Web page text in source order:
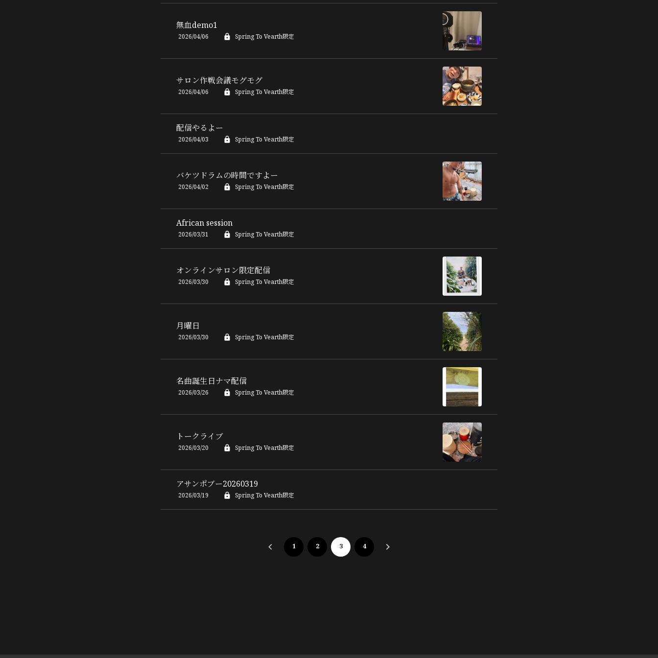
無血demo1
2026/04/06 Spring To Vearth限定
サロン作戦会議モグモグ
2026/04/06 Spring To Vearth限定
配信やるよー
2026/04/03 Spring To Vearth限定
バケツドラムの時間ですよー
2026/04/02 Spring To Vearth限定
African session
2026/03/31 Spring To Vearth限定
オンラインサロン限定配信
2026/03/30 Spring To Vearth限定
月曜日
2026/03/30 Spring To Vearth限定
名曲誕生日ナマ配信
2026/03/26 Spring To Vearth限定
トークライブ
2026/03/20 Spring To Vearth限定
アサンポブー20260319
2026/03/19 Spring To Vearth限定
1 2 3 4